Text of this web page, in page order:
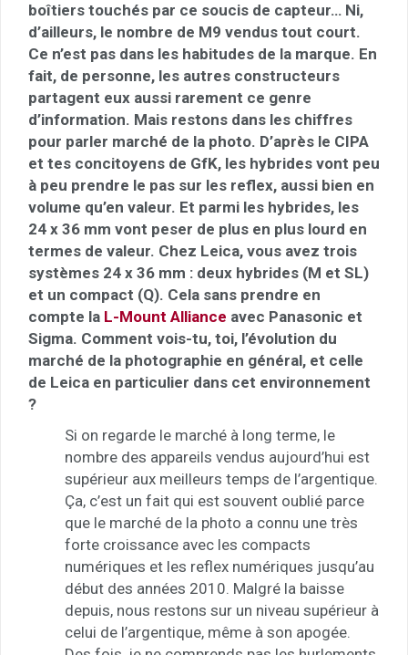
boîtiers touchés par ce soucis de capteur… Ni,
d’ailleurs, le nombre de M9 vendus tout court.
Ce n’est pas dans les habitudes de la marque. En
fait, de personne, les autres constructeurs
partagent eux aussi rarement ce genre
d’information. Mais restons dans les chiffres
pour parler marché de la photo. D’après le CIPA
et tes concitoyens de GfK, les hybrides vont peu
à peu prendre le pas sur les reflex, aussi bien en
volume qu’en valeur. Et parmi les hybrides, les
24 x 36 mm vont peser de plus en plus lourd en
termes de valeur. Chez Leica, vous avez trois
systèmes 24 x 36 mm : deux hybrides (M et SL)
et un compact (Q). Cela sans prendre en
compte la L-Mount Alliance avec Panasonic et
Sigma. Comment vois-tu, toi, l’évolution du
marché de la photographie en général, et celle
de Leica en particulier dans cet environnement
?
Si on regarde le marché à long terme, le
nombre des appareils vendus aujourd’hui est
supérieur aux meilleurs temps de l’argentique.
Ça, c’est un fait qui est souvent oublié parce
que le marché de la photo a connu une très
forte croissance avec les compacts
numériques et les reflex numériques jusqu’au
début des années 2010. Malgré la baisse
depuis, nous restons sur un niveau supérieur à
celui de l’argentique, même à son apogée.